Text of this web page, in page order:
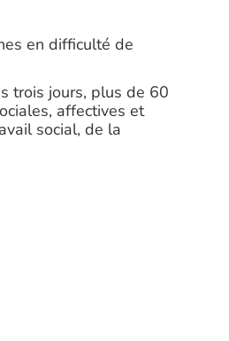
en difficulté de
trois jours, plus de 60
affectives et
social, de la